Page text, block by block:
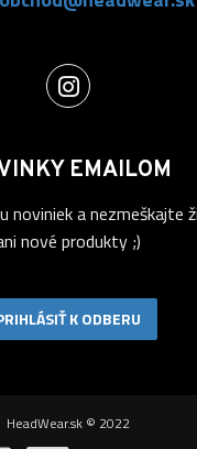
EMAILOM
noviniek a nezmeškajte
nové produkty ;)
K ODBERU
HeadWear.sk © 2022